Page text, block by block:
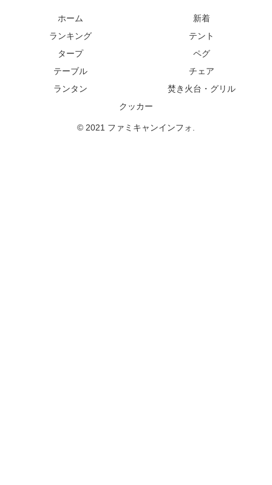
ホーム
新着
ランキング
テント
タープ
ペグ
テーブル
チェア
ランタン
焚き火台・グリル
クッカー
© 2021 ファミキャンインフォ.